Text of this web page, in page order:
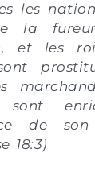
les
la
et les
de
18:3)